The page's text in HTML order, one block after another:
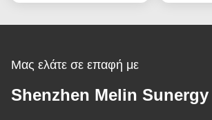
Μας ελάτε σε επαφή με
Shenzhen Melin